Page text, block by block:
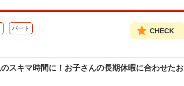
パート CHECK
スキマ時間に！お子さんの長期休暇に合わせたお